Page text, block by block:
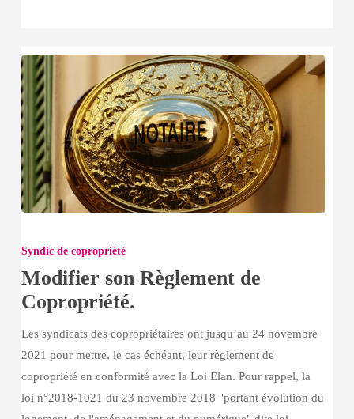
son
de
Copropriété.
Syndic de copropriété
Modifier son Règlement de
Copropriété.
Les syndicats des copropriétaires ont jusqu’au 24 novembre
2021 pour mettre, le cas échéant, leur règlement de
copropriété en conformité avec la Loi Elan. Pour rappel, la
loi n°2018-1021 du 23 novembre 2018 "portant évolution du